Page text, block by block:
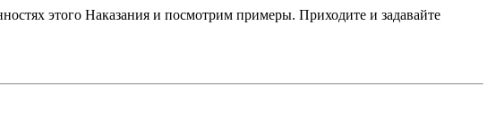
этого Наказания и посмотрим примеры. Приходите и задавайте